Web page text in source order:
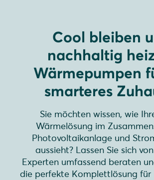
Cool bleiben
nachhaltig
Wärmepumpen
smarteres
Sie möchten wissen, wie
Wärmelösung im
Photovoltaikanlage und
aussieht? Lassen Sie sich
Experten umfassend beraten
die perfekte Komplettlösung für